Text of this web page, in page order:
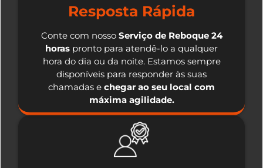
Resposta Rápida
Conte com nosso Serviço de Reboque 24
horas pronto para atendê-lo a qualquer
hora do dia ou da noite. Estamos sempre
disponíveis para responder às suas
chamadas e chegar ao seu local com
máxima agilidade.